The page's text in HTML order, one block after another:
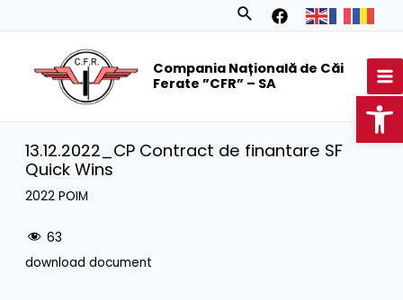
Search
Compania Națională de Căi
Ferate ”CFR” – SA
13.12.2022_CP Contract de finantare SF
Quick Wins
2022 POIM
63
download document